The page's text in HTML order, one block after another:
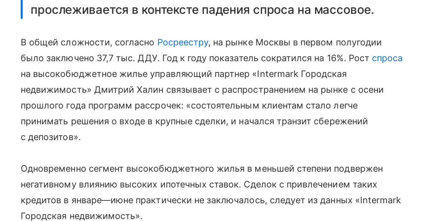
прослеживается в контексте падения спроса на массовое.
В общей сложности, согласно Росреестру, на рынке Москвы в первом полугодии
было заключено 37,7 тыс. ДДУ. Год к году показатель сократился на 16%. Рост спроса
на высокобюджетное жилье управляющий партнер «Intermark Городская
недвижимость» Дмитрий Халин связывает с распространением на рынке с осени
прошлого года программ рассрочек: «состоятельным клиентам стало легче
принимать решения о входе в крупные сделки, и начался транзит сбережений
с депозитов».
Одновременно сегмент высокобюджетного жилья в меньшей степени подвержен
негативному влиянию высоких ипотечных ставок. Сделок с привлечением таких
кредитов в январе—июне практически не заключалось, следует из данных «Intermark
Городская недвижимость».